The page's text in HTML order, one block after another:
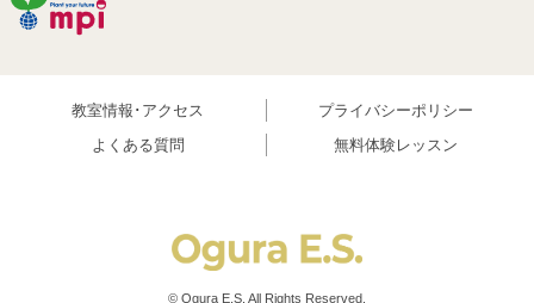
© Ogura E.S. All Rights Reserved.
教室情報･アクセス
プライバシーポリシー
よくある質問
無料体験レッスン